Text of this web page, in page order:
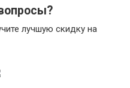
лучшую скидку на